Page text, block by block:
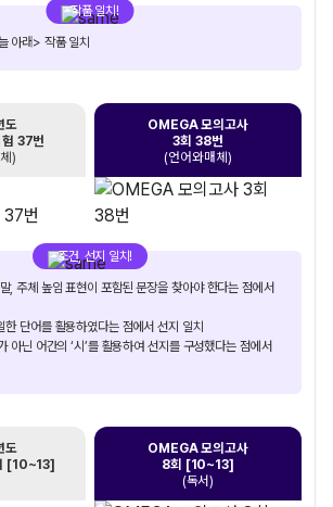
아래> 작품 일치
작품 일치!
도
37번
)
OMEGA 모의고사
3회 38번
(언어와매체)
, 주체 높임 표현이 포함된 문장을 찾아야 한다는 점에서
한 단어를 활용하였다는 점에서 선지 일치
아닌 어간의 ‘시’를 활용하여 선지를 구성했다는 점에서
조건, 선지 일치!
도
[10~13]
OMEGA 모의고사
8회 [10~13]
(독서)